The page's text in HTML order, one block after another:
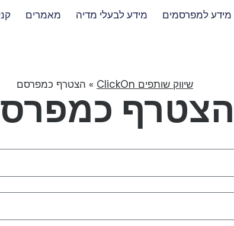
מידע למפרסמים מידע לבעלי מדיה מאמרים
שיווק שותפים ClickOn » הצטרף כמפרסם
הצטרף